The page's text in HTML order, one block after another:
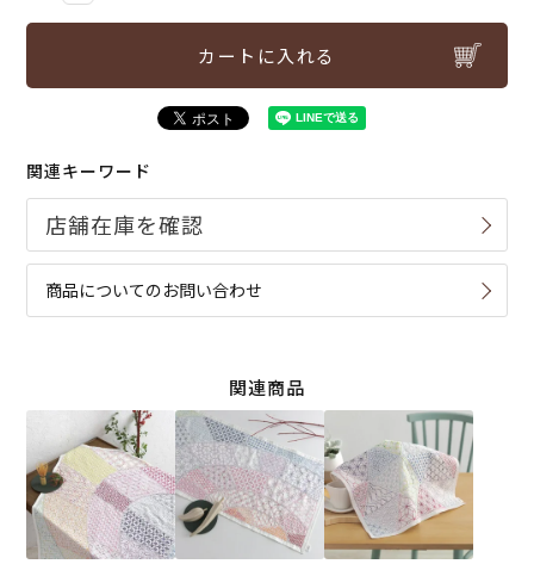
カートに入れる
関連キーワード
商品についてのお問い合わせ
関連商品